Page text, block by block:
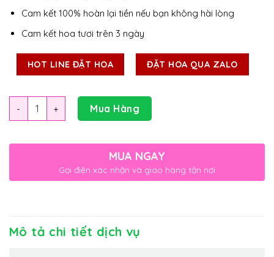
Cam kết 100% hoàn lại tiền nếu bạn không hài lòng
Cam kết hoa tươi trên 3 ngày
HOT LINE ĐẶT HOA ĐẶT HOA QUA ZALO
Số lượng Mua Hàng
MUA NGAY
Gọi điện xác nhận và giao hàng tận nơi
Mô tả chi tiết dịch vụ